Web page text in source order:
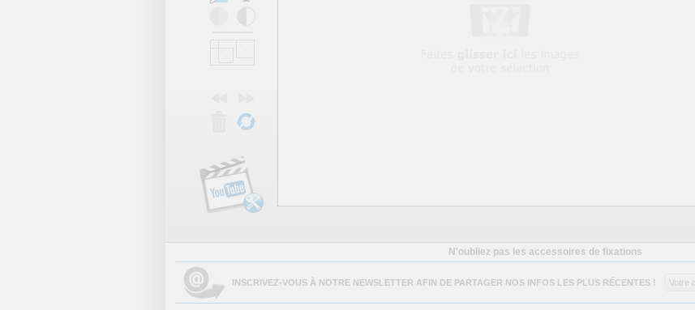
N'oubliez pas les accessoires de fixations
INSCRIVEZ-VOUS À NOTRE NEWSLETTER AFIN DE PARTAGER NOS INFOS LES PLUS RÉCENTES !